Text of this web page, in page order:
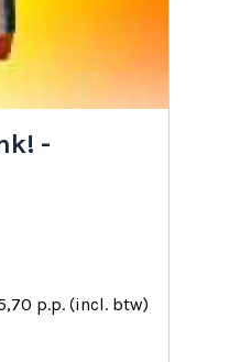
-
p.p. (incl. btw)